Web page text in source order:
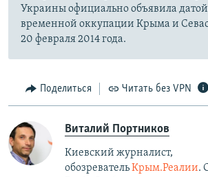
Украины официально объявила
временной оккупации Крыма и
20 февраля 2014 года.
Поделиться Читать без VPN
Виталий Портников
Киевский журналист,
обозревательКрым.Реалии.